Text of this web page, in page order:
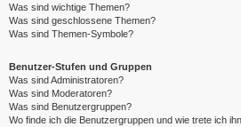
Was sind wichtige Themen?
Was sind geschlossene Themen?
Was sind Themen-Symbole?
Benutzer-Stufen und Gruppen
Was sind Administratoren?
Was sind Moderatoren?
Was sind Benutzergruppen?
Wo finde ich die Benutzergruppen und wie trete ich